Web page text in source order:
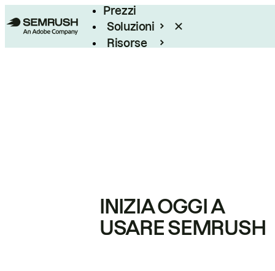
Prezzi
Soluzioni
Risorse
INIZIA OGGI A
USARE SEMRUSH